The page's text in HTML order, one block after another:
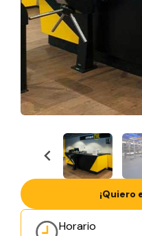
Horario
¡Quiero